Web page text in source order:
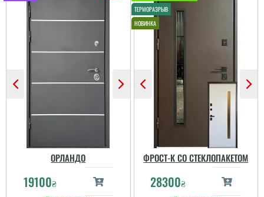
ОРЛАНДО
19100₴
ФРОСТ-К СО СТЕКЛОПАКЕТОМ
28300₴